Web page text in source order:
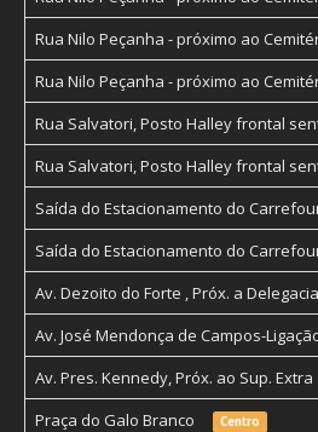
Rua Nilo Peçanha - próximo ao
Rua Nilo Peçanha - próximo ao
Rua Salvatori, Posto Halley frontal
Rua Salvatori, Posto Halley frontal
Saída do Estacionamento do
Saída do Estacionamento do
Av. Dezoito do Forte , Próx. a
Av. José Mendonça de Campos-
Av. Pres. Kennedy, Próx. ao Sup.
Praça do Galo Branco Centro